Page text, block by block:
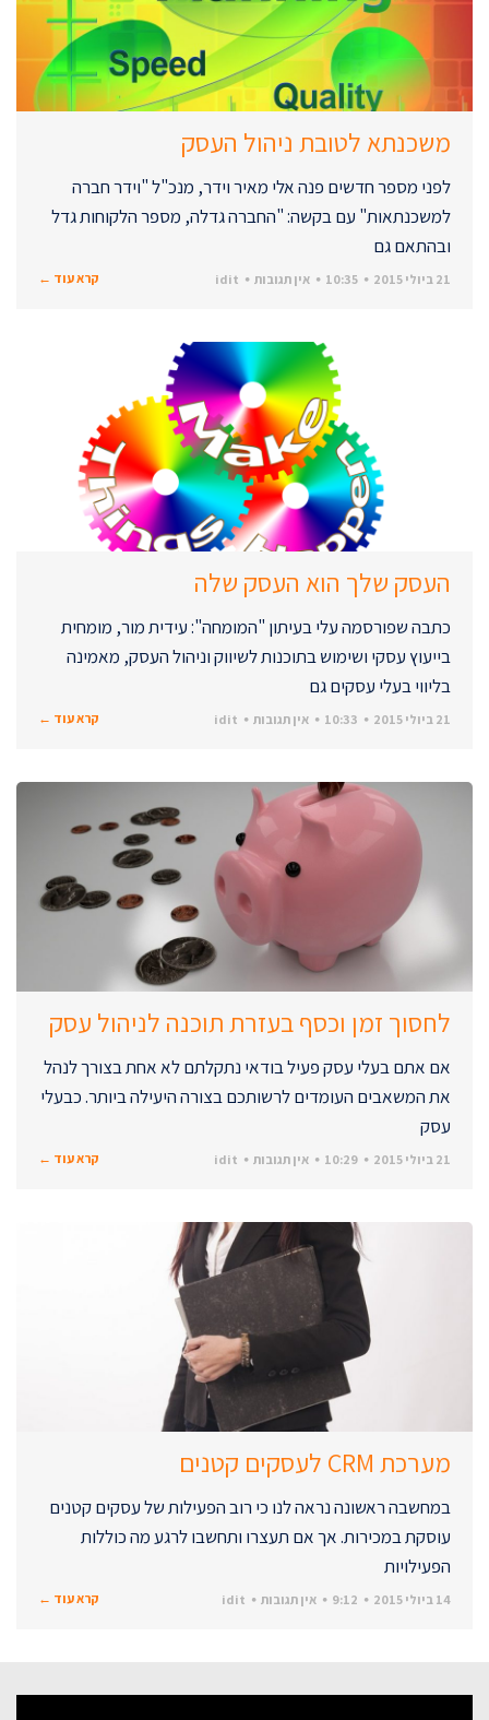
משכנתא לטובת ניהול העסק
לפני מספר חדשים פנה אלי מאיר וידר, מנכ"ל "וידר חברה
למשכנתאות" עם בקשה: "החברה גדלה, מספר הלקוחות גדל
ובהתאם גם
21 ביולי 2015 10:35 אין תגובות idit קרא עוד ←
העסק שלך הוא העסק שלה
כתבה שפורסמה עלי בעיתון "המומחה": עידית מור, מומחית
בייעוץ עסקי ושימוש בתוכנות לשיווק וניהול העסק, מאמינה
בליווי בעלי עסקים גם
21 ביולי 2015 10:33 אין תגובות idit קרא עוד ←
לחסוך זמן וכסף בעזרת תוכנה לניהול עסק
אם אתם בעלי עסק פעיל בודאי נתקלתם לא אחת בצורך לנהל
את המשאבים העומדים לרשותכם בצורה היעילה ביותר. כבעלי
עסק
21 ביולי 2015 10:29 אין תגובות idit קרא עוד ←
מערכת CRM לעסקים קטנים
במחשבה ראשונה נראה לנו כי רוב הפעילות של עסקים קטנים
עוסקת במכירות. אך אם תעצרו ותחשבו לרגע מה כוללות
הפעילויות
14 ביולי 2015 9:12 אין תגובות idit קרא עוד ←